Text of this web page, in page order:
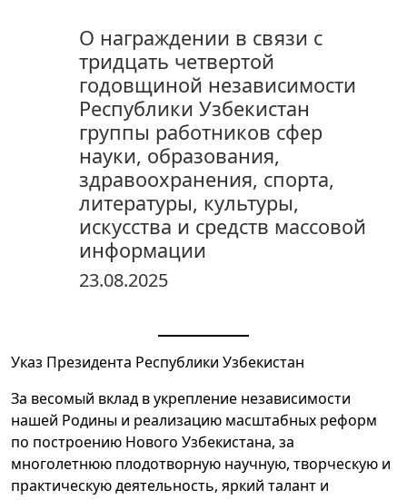
железнодорожной продукции
О награждении в связи с
тридцать четвертой
годовщиной независимости
Республики Узбекистан
группы работников сфер
науки, образования,
здравоохранения, спорта,
литературы, культуры,
искусства и средств массовой
информации
23.08.2025
Указ Президента Республики Узбекистан
За весомый вклад в укрепление независимости
нашей Родины и реализацию масштабных реформ
по построению Нового Узбекистана, за
многолетнюю плодотворную научную, творческую и
практическую деятельность, яркий талант и